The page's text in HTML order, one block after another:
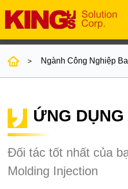
Ngành Công Nghiệp
ỨNG DỤNG
Đối tác tốt nhất của
Molding Injection